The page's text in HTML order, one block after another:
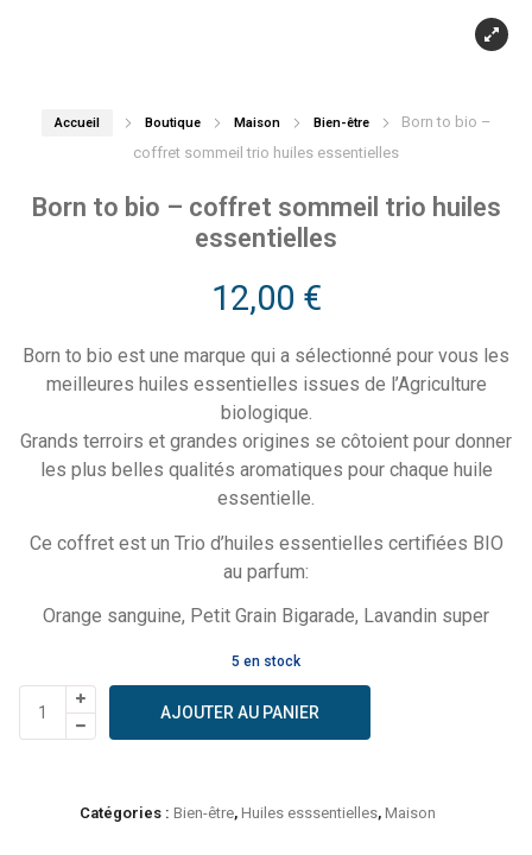
Accueil Boutique Maison Bien-être
Born to bio –
coffret sommeil trio huiles essentielles
Born to bio – coffret sommeil trio huiles
essentielles
12,00 €
Born to bio est une marque qui a sélectionné pour vous les
meilleures huiles essentielles issues de l’Agriculture
biologique.
Grands terroirs et grandes origines se côtoient pour donner
les plus belles qualités aromatiques pour chaque huile
essentielle.
Ce coffret est un Trio d’huiles essentielles certifiées BIO
au parfum:
Orange sanguine, Petit Grain Bigarade, Lavandin super
5 en stock
quantité
de
AJOUTER AU PANIER
Catégories : Bien-être, Huiles esssentielles, Maison